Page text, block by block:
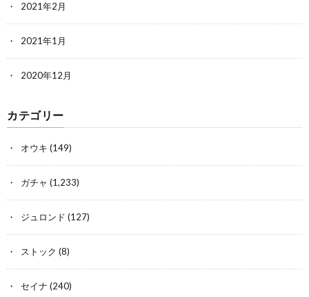
2021年2月
2021年1月
2020年12月
カテゴリー
オウキ (149)
ガチャ (1,233)
ジュロンド (127)
ストック (8)
セイナ (240)